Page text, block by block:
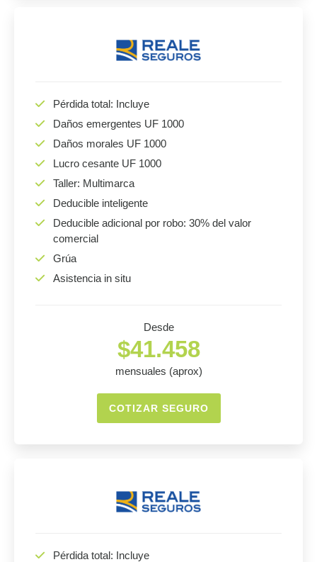
Pérdida total: Incluye
Daños emergentes UF 1000
Daños morales UF 1000
Lucro cesante UF 1000
Taller: Multimarca
Deducible inteligente
Deducible adicional por robo: 30% del valor
comercial
Grúa
Asistencia in situ
Desde
$41.458
mensuales (aprox)
COTIZAR SEGURO
Pérdida total: Incluye